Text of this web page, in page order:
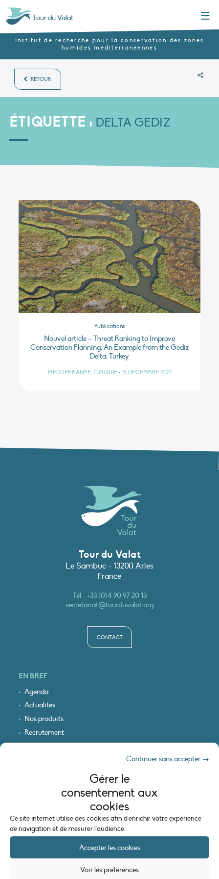
Gérer le
consentement aux
cookies
Ce site internet utilise des cookies afin d'enrichir votre expérience
de navigation et de mesurer l'audience.
Accepter les cookies
Continuer sans accepter →
Voir les préférences
Tour du Valat
Institut de recherche pour la conservation des zones
humides méditerranéennes
RETOUR
ÉTIQUETTE : DELTA GEDIZ
Publications
Nouvel article – Threat Ranking to Improve
Conservation Planning: An Example from the Gediz
Delta, Turkey
MÉDITERRANÉE, TURQUIE • 15 DÉCEMBRE 2021
Tour du Valat
Le Sambuc - 13200 Arles
France
Tél. :+33 (0)4 90 97 20 13
secretariat@tourduvalat.org
CONTACT
EN BREF
Agenda
Actualités
Nos produits
Recrutement
Recevoir nos infos
INFORMATIONS LÉGALES
Mentions légales
Politique de cookies (UE)